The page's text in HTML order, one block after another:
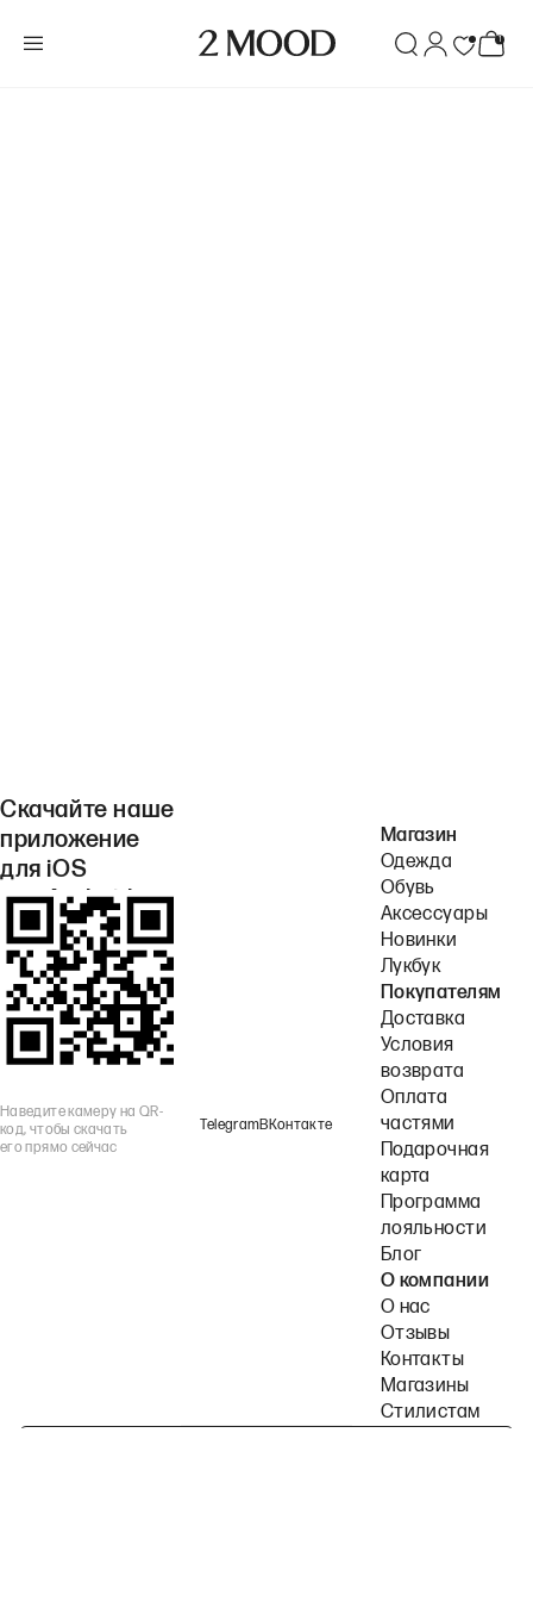
Скачайте наше
приложение
для iOS
или Android.
Наведите камеру на QR-
код, чтобы скачать
его прямо сейчас
TelegramВКонтакте
Магазин
Одежда
Обувь
Аксессуары
Новинки
Лукбук
Покупателям
Доставка
Условия
возврата
Оплата
частями
Подарочная
карта
Программа
лояльности
Блог
О компании
О нас
Отзывы
Контакты
Магазины
Стилистам